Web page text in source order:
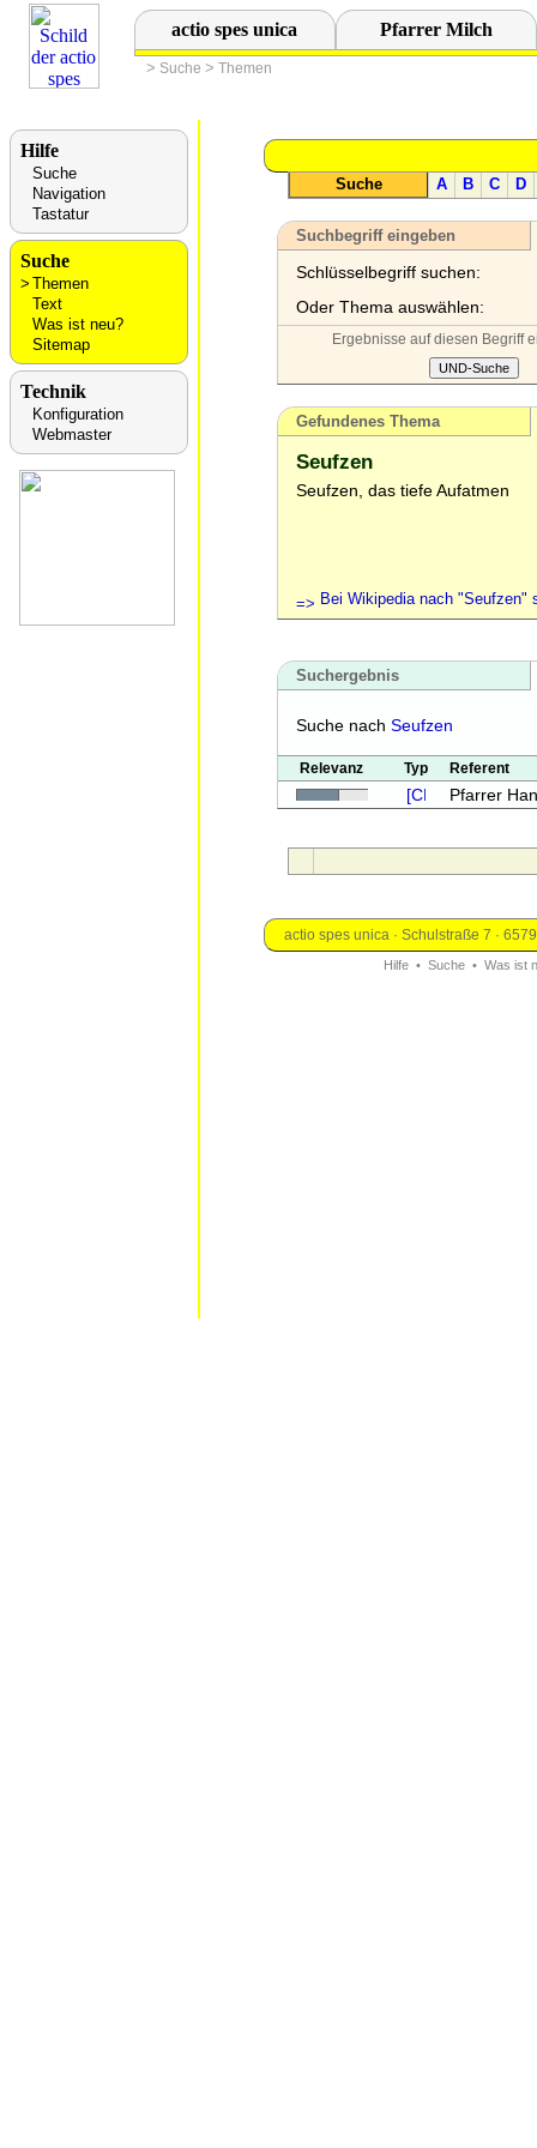
actio spes unica Pfarrer Milch
> Suche > Themen
Hilfe
Suche
Navigation
Tastatur
Suche
Themen
Text
Was ist neu?
Sitemap
Technik
Konfiguration
Webmaster
Suche A B C D
Suchbegriff eingeben
Schlüsselbegriff suchen:
Oder Thema auswählen:
Ergebnisse auf diesen Begriff
Gefundenes Thema
Seufzen
Seufzen, das tiefe Aufatmen
Bei Wikipedia nach "Seufzen"
Suchergebnis
Suche nach Seufzen
Relevanz Typ Referent
Pfarrer
actio spes unica · Schulstraße 7 ·
Hilfe • Suche • Was ist